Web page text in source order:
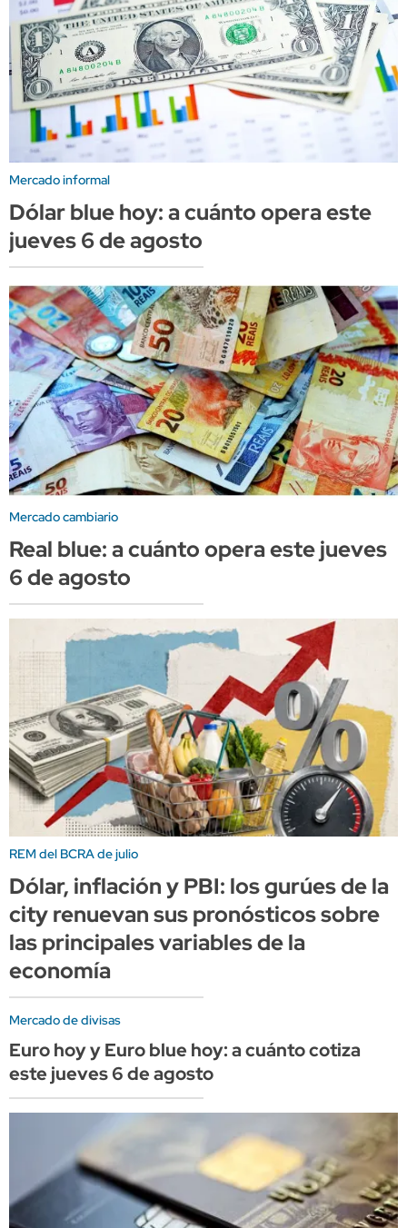
Mercado informal
Dólar blue hoy: a cuánto opera este
jueves 6 de agosto
Mercado cambiario
Real blue: a cuánto opera este jueves
6 de agosto
REM del BCRA de julio
Dólar, inflación y PBI: los gurúes de la
city renuevan sus pronósticos sobre
las principales variables de la
economía
Mercado de divisas
Euro hoy y Euro blue hoy: a cuánto cotiza
este jueves 6 de agosto